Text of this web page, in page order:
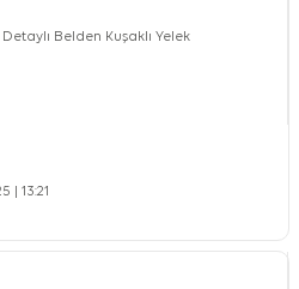
Belden Kuşaklı Yelek
| 13:21